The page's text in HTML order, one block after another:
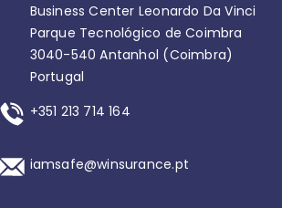
Business Center Leonardo Da Vinci
Parque Tecnológico de Coimbra
3040-540 Antanhol (Coimbra)
Portugal
+351 213 714 164
iamsafe@winsurance.pt